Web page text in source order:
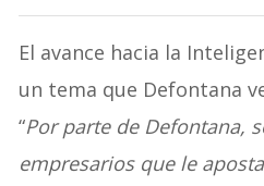
El avance hacia la
un tema que Defontana
“Por parte de Defontana,
empresarios que le